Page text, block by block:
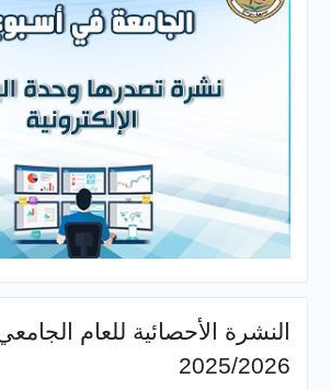
النشرة الأحصائية للعام
2025/2026